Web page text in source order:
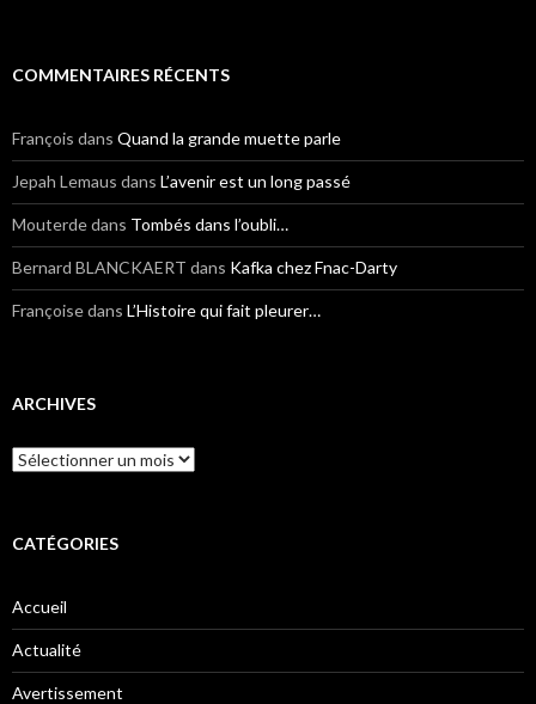
COMMENTAIRES RÉCENTS
François dans Quand la grande muette parle
Jepah Lemaus dans L’avenir est un long passé
Mouterdedans Tombés dans l’oubli…
Bernard BLANCKAERT dans Kafka chez Fnac-Darty
Françoisedans L’Histoire qui fait pleurer…
ARCHIVES
Archives
CATÉGORIES
Accueil
Actualité
Avertissement